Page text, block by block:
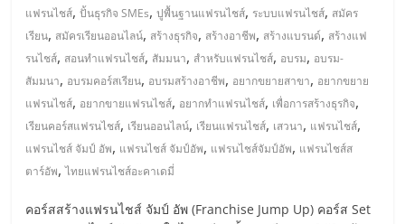
ปรึกษา
ฟรี,
บริการ
พัฒนา
ระบบ
แฟ
ไชส์"
แฟรนไชส์,ปั้นธุรกิจ SMEs,ปูพื้นฐานแฟรนไชส์, ระบบแฟรนไชส์, สมัคร
เรียน, สมัครเรียนออนไลน์, สร้างธุรกิจ, สร้างอาชีพ, สร้างแบรนด์, สร้างแฟ
รนไชส์, สอนทำแฟรนไชส์, สัมมนา, สำหรับแฟรนไชส์, อบรม, อบรม-
สัมมนา, อบรมคอร์สเรียน, อบรมสร้างอาชีพ, อยากขยายสาขา, อยากขยาย
แฟรนไชส์, อยากขายแฟรนไชส์, อยากทำแฟรนไชส์, เพื่อการสร้างธุรกิจ,
เรียนคอร์สแฟรนไชส์, เรียนออนไลน์, เรียนแฟรนไชส์, เสวนา, แฟรนไชส์,
แฟรนไชส์ จัมป์ อัพ, แฟรนไชส์ จัมป์อัพ, แฟรนไชส์จัมป์อัพ, แฟรนไชส์ส
ตาร์อัพ,ไทยแฟรนไชส์อะคาเดมี่
คอร์สสร้างแฟรนไชส์ จัมป์ อัพ (Franchise Jump Up) คอร์ส Set